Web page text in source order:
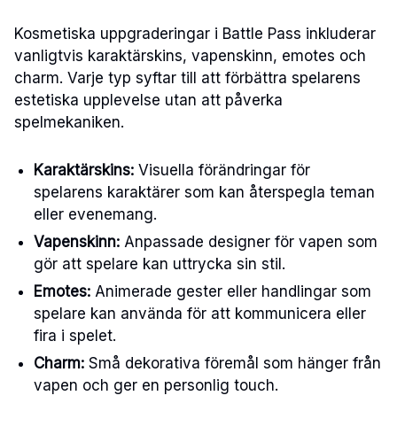
Kosmetiska uppgraderingar i Battle Pass inkluderar
vanligtvis karaktärskins, vapenskinn, emotes och
charm. Varje typ syftar till att förbättra spelarens
estetiska upplevelse utan att påverka
spelmekaniken.
Karaktärskins: Visuella förändringar för
spelarens karaktärer som kan återspegla teman
eller evenemang.
Vapenskinn: Anpassade designer för vapen som
gör att spelare kan uttrycka sin stil.
Emotes: Animerade gester eller handlingar som
spelare kan använda för att kommunicera eller
fira i spelet.
Charm: Små dekorativa föremål som hänger från
vapen och ger en personlig touch.